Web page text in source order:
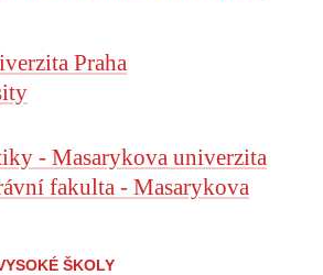
Praha
- Masarykova univerzita
fakulta - Masarykova
ŠKOLY